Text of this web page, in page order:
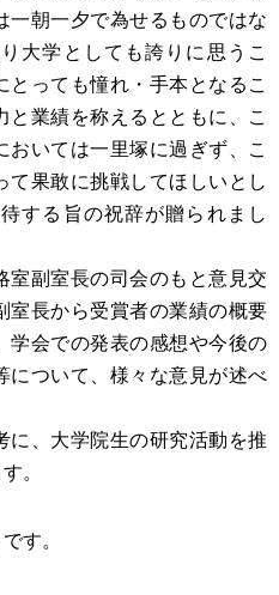
一朝一夕で為せるものではな
大学としても誇りに思うこ
とっても憧れ・手本となるこ
と業績を称えるとともに、こ
いては一里塚に過ぎず、こ
果敢に挑戦してほしいとし
する旨の祝辞が贈られまし
副室長の司会のもと意見交
室長から受賞者の業績の概要
学会での発表の感想や今後の
について、様々な意見が述べ
、大学院生の研究活動を推
。
す。